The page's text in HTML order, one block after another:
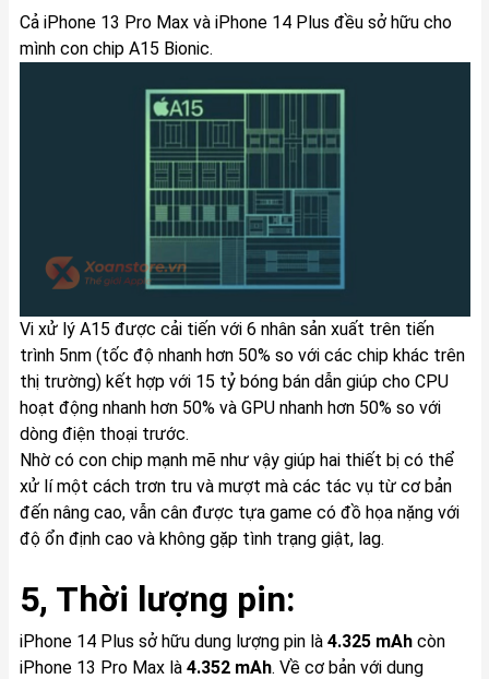
Cả iPhone 13 Pro Max và iPhone 14 Plus đều sở hữu cho
mình con chip A15 Bionic.
Vi xử lý A15 được cải tiến với 6 nhân sản xuất trên tiến
trình 5nm (tốc độ nhanh hơn 50% so với các chip khác trên
thị trường) kết hợp với 15 tỷ bóng bán dẫn giúp cho CPU
hoạt động nhanh hơn 50% và GPU nhanh hơn 50% so với
dòng điện thoại trước.
Nhờ có con chip mạnh mẽ như vậy giúp hai thiết bị có thể
xử lí một cách trơn tru và mượt mà các tác vụ từ cơ bản
đến nâng cao, vẫn cân được tựa game có đồ họa nặng với
độ ổn định cao và không gặp tình trạng giật, lag.
5, Thời lượng pin:
iPhone 14 Plus sở hữu dung lượng pin là 4.325 mAhcòn
iPhone 13 Pro Max là 4.352 mAh. Về cơ bản với dung